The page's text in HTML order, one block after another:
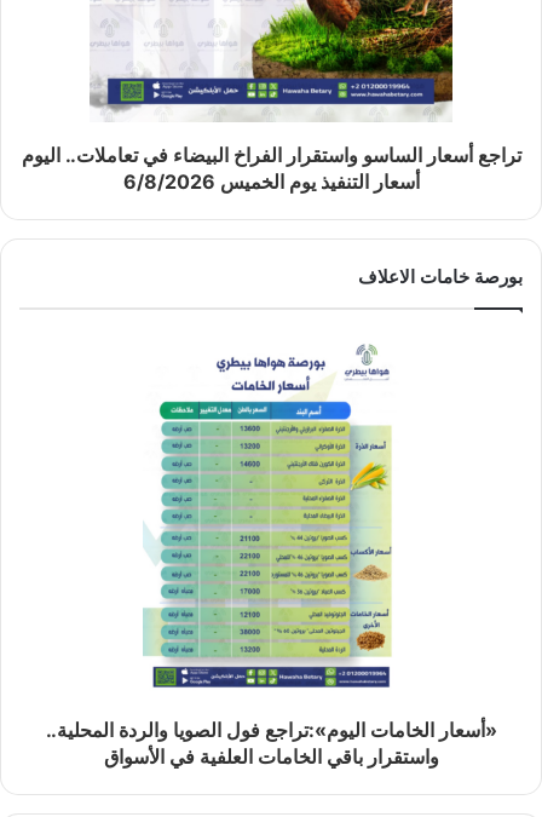
تراجع أسعار الساسو واستقرار الفراخ البيضاء في تعاملات.. اليوم
أسعار التنفيذ يوم الخميس 6/8/2026
بورصة خامات الاعلاف
«أسعار الخامات اليوم»:تراجع فول الصويا والردة المحلية..
واستقرار باقي الخامات العلفية في الأسواق